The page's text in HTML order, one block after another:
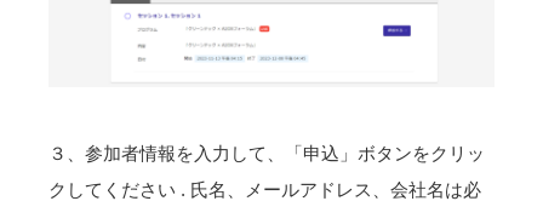
３、参加者情報を入力して、「申込」ボタンをクリッ
クしてください . 氏名、メールアドレス、会社名は必